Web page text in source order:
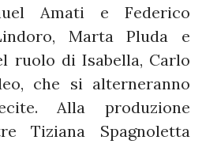
Amati e Federico
Marta Pluda e
ruolo di Isabella, Carlo
che si alterneranno
Alla produzione
Tiziana Spagnoletta